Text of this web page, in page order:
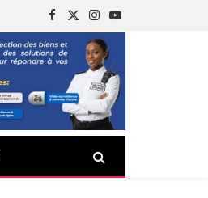
Facebook
X
(Twitter)
Instagram
YouTube